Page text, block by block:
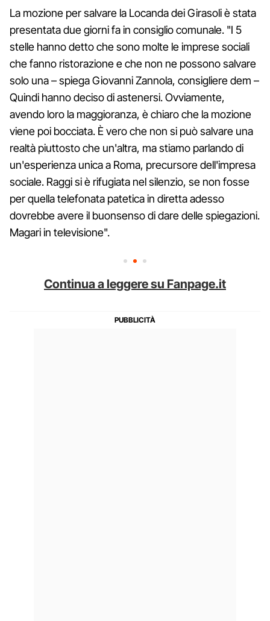
La mozione per salvare la Locanda dei Girasoli è stata
presentata due giorni fa in consiglio comunale. "I 5
stelle hanno detto che sono molte le imprese sociali
che fanno ristorazione e che non ne possono salvare
solo una – spiega Giovanni Zannola, consigliere dem –
Quindi hanno deciso di astenersi. Ovviamente,
avendo loro la maggioranza, è chiaro che la mozione
viene poi bocciata. È vero che non si può salvare una
realtà piuttosto che un'altra, ma stiamo parlando di
un'esperienza unica a Roma, precursore dell'impresa
sociale. Raggi si è rifugiata nel silenzio, se non fosse
per quella telefonata patetica in diretta adesso
dovrebbe avere il buonsenso di dare delle spiegazioni.
Magari in televisione".
Continua a leggere su Fanpage.it